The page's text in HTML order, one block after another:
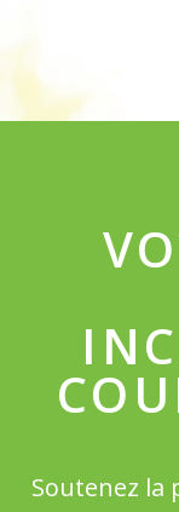
Soutenez la